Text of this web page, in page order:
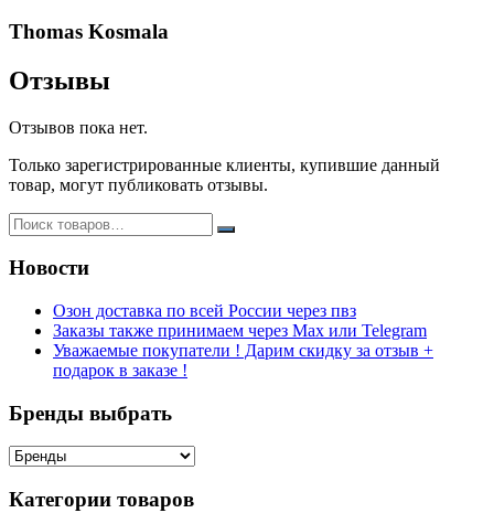
Thomas Kosmala
Отзывы
Отзывов пока нет.
Только зарегистрированные клиенты, купившие данный
товар, могут публиковать отзывы.
Новости
Озон доставка по всей России через пвз
Заказы также принимаем через Max или Telegram
Уважаемые покупатели ! Дарим скидку за отзыв +
подарок в заказе !
Бренды выбрать
Категории товаров